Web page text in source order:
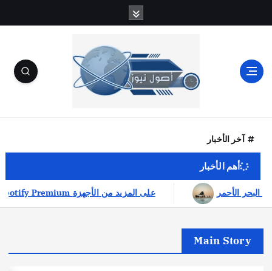
آخر الأخبار
أهم الأخبار
جدة.. مدينة التجارب المتنوعة على ساحل البحر الأحمر
Main Story